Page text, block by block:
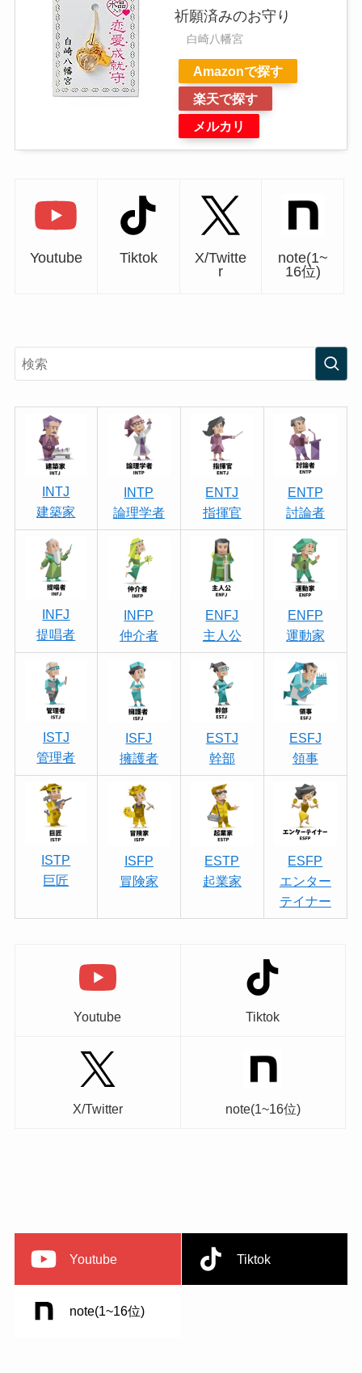
祈願済みのお守り
白崎八幡宮
Amazonで探す
楽天で探す
メルカリ
Youtube Tiktok
X/Twitte
r
note(1~
16位)
INTJ
建築家
INTP
論理学者
ENTJ
指揮官
ENTP
討論者
INFJ
提唱者
INFP
仲介者
ENFJ
主人公
ENFP
運動家
ISTJ
管理者
ISFJ
擁護者
ESTJ
幹部
ESFJ
領事
ISTP
巨匠
ISFP
冒険家
ESTP
起業家
ESFP
エンター
テイナー
Youtube Tiktok
X/Twitter note(1~16位)
Youtube Tiktok
note(1~16位)